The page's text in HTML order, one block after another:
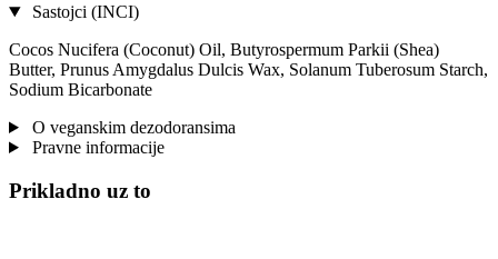
Sastojci (INCI)
Cocos Nucifera (Coconut) Oil, Butyrospermum Parkii (Shea)
Butter, Prunus Amygdalus Dulcis Wax, Solanum Tuberosum Starch,
Sodium Bicarbonate
O veganskim dezodoransima
Pravne informacije
Prikladno uz to